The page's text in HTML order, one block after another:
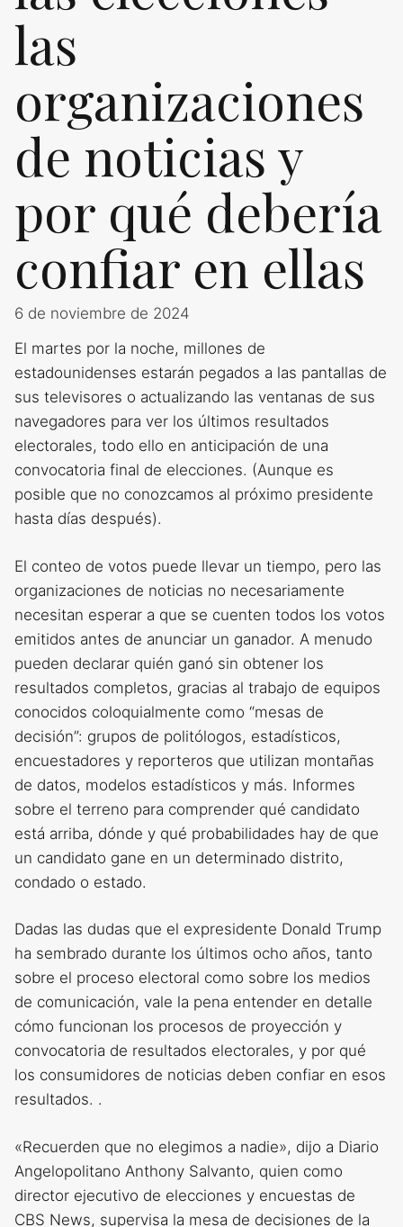
las
organizaciones
de noticias y
por qué debería
confiar en ellas
6 de noviembre de 2024
El martes por la noche, millones de
estadounidenses estarán pegados a las pantallas de
sus televisores o actualizando las ventanas de sus
navegadores para ver los últimos resultados
electorales, todo ello en anticipación de una
convocatoria final de elecciones. (Aunque es
posible que no conozcamos al próximo presidente
hasta días después).
El conteo de votos puede llevar un tiempo, pero las
organizaciones de noticias no necesariamente
necesitan esperar a que se cuenten todos los votos
emitidos antes de anunciar un ganador. A menudo
pueden declarar quién ganó sin obtener los
resultados completos, gracias al trabajo de equipos
conocidos coloquialmente como “mesas de
decisión”: grupos de politólogos, estadísticos,
encuestadores y reporteros que utilizan montañas
de datos, modelos estadísticos y más. Informes
sobre el terreno para comprender qué candidato
está arriba, dónde y qué probabilidades hay de que
un candidato gane en un determinado distrito,
condado o estado.
Dadas las dudas que el expresidente Donald Trump
ha sembrado durante los últimos ocho años, tanto
sobre el proceso electoral como sobre los medios
de comunicación, vale la pena entender en detalle
cómo funcionan los procesos de proyección y
convocatoria de resultados electorales, y por qué
los consumidores de noticias deben confiar en esos
resultados. .
«Recuerden que no elegimos a nadie», dijo a Diario
Angelopolitano Anthony Salvanto, quien como
director ejecutivo de elecciones y encuestas de
CBS News, supervisa la mesa de decisiones de la